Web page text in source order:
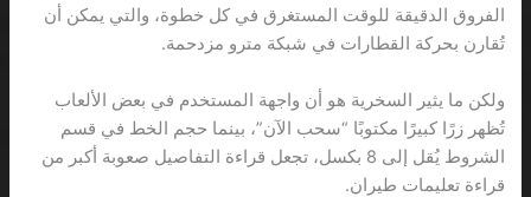
الفروق الدقيقة للوقت المستغرق في كل خطوة، والتي يمكن أن
تُقارن بحركة القطارات في شبكة مترو مزدحمة.
ولكن ما يثير السخرية هو أن واجهة المستخدم في بعض الألعاب
تُظهر زرًا كبيرًا مكتوبًا “سحب الآن”، بينما حجم الخط في قسم
الشروط يُقل إلى 8 بكسل، تجعل قراءة التفاصيل صعوبة أكبر من
قراءة تعليمات طيران.